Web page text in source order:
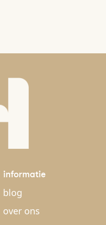
informatie
blog
over ons